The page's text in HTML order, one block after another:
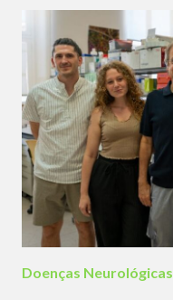
Doenças Neurológicas